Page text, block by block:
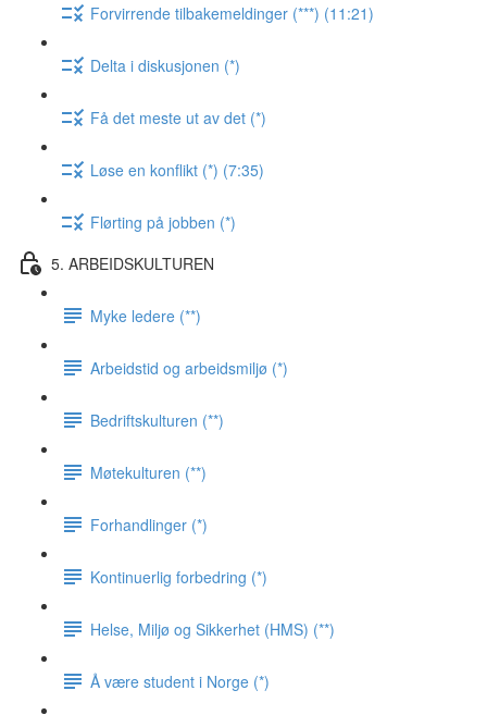
Forvirrende tilbakemeldinger (***) (11:21)
Delta i diskusjonen (*)
Få det meste ut av det (*)
Løse en konflikt (*) (7:35)
Flørting på jobben (*)
5. ARBEIDSKULTUREN
Myke ledere (**)
Arbeidstid og arbeidsmiljø (*)
Bedriftskulturen (**)
Møtekulturen (**)
Forhandlinger (*)
Kontinuerlig forbedring (*)
Helse, Miljø og Sikkerhet (HMS) (**)
Å være student i Norge (*)